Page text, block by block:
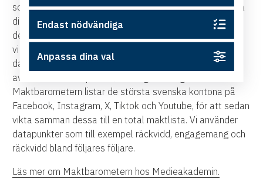
som är mäktigast bland svenskar på våra mest populära
digitala kanaler. Vi kallar det Maktbarometern, eftersom
det är mediemakt som flyttat ut till nya plattformar. Och
vi menar att det är en karta, eftersom det är en
datadriven sammanställning som inte gör skillnad på om
avsändaren är en person, företag eller organisation.
Maktbarometern listar de största svenska kontona på
Facebook, Instagram, X, Tiktok och Youtube, för att sedan
vikta samman dessa till en total maktlista. Vi använder
datapunkter som till exempel räckvidd, engagemang och
räckvidd bland följares följare.
Läs mer om Maktbarometern hos Medieakademin.
Endast nödvändiga
Anpassa dina val